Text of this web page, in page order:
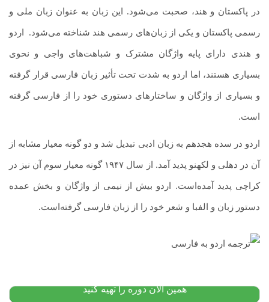
در پاکستان و هند، صحبت می‌شود. این زبان به عنوان زبان ملی و
رسمی پاکستان و یکی از زبان‌های رسمی هند شناخته می‌شود. اردو
و هندی دارای پایه واژگان مشترک و شباهت‌های واجی و نحوی
بسیاری هستند، اما اردو به شدت تحت تأثیر زبان فارسی قرار گرفته
و بسیاری از واژگان و ساختارهای دستوری خود را از فارسی گرفته
است.
اردو در سده هجدهم به زبان ادبی تبدیل شد و دو گونه معیار مشابه از
آن در دهلی و لکهنو پدید آمد. از سال ۱۹۴۷ گونه معیار سوم آن نیز در
کراچی پدید آمده‌است. اردو بیش از نیمی از واژگان و بخش عمده
دستور زبان و الفبا و شعر خود را از زبان فارسی گرفته‌است.
دوره جامع آموزش آیلتس | آمادگی کامل برای موفقیت در
آزمون آیلتس
همین الان دوره را تهیه کنید